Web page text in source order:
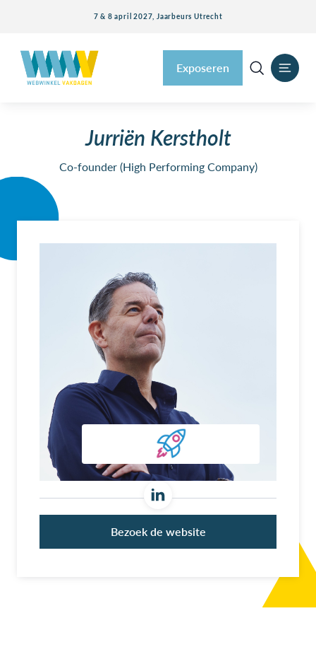
7 & 8 april 2027, Jaarbeurs Utrecht
Exposeren
Jurriën Kerstholt
Co-founder (High Performing Company)
Bezoek de website